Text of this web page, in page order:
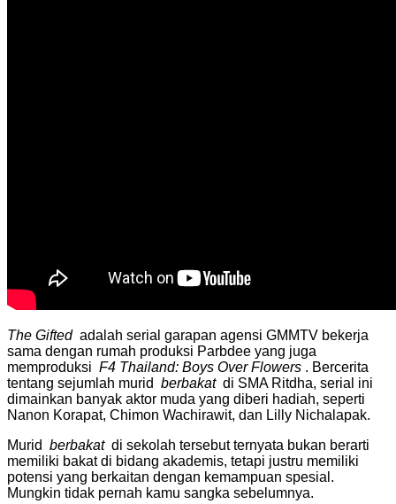
The Giftedadalah serial garapan agensi GMMTV bekerja
sama dengan rumah produksi Parbdee yang juga
memproduksi F4 Thailand: Boys Over Flowers . Bercerita
tentang sejumlah murid berbakatdi SMA Ritdha, serial ini
dimainkan banyak aktor muda yang diberi hadiah, seperti
Nanon Korapat, Chimon Wachirawit, dan Lilly Nichalapak.
Murid berbakatdi sekolah tersebut ternyata bukan berarti
memiliki bakat di bidang akademis, tetapi justru memiliki
potensi yang berkaitan dengan kemampuan spesial.
Mungkin tidak pernah kamu sangka sebelumnya.